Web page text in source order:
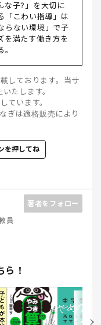
な子?」を大切に
「こわい指導」は
らない環境」で子
を満たす働き方を
しております。当サ
たします。
ています。
ぎは適格販売により
を押してね
著者をフォロー
員
！